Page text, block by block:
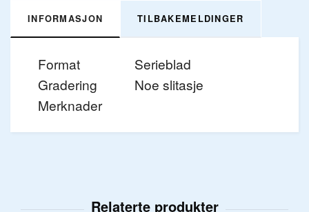
INFORMASJON TILBAKEMELDINGER
Format
Serieblad
Gradering
Noe slitasje
Merknader